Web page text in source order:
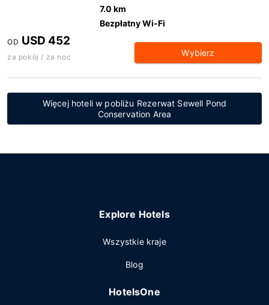
7.0 km
Bezpłatny Wi-Fi
OD USD 452
za pokój / za noc Wybierz
Więcej hoteli w pobliżu Rezerwat Sewell Pond
Conservation Area
Explore Hotels
Wszystkie kraje
Blog
HotelsOne